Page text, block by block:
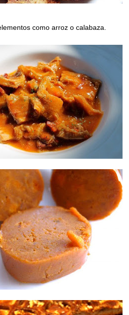
como arroz o calabaza.